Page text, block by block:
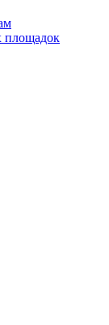
площадок